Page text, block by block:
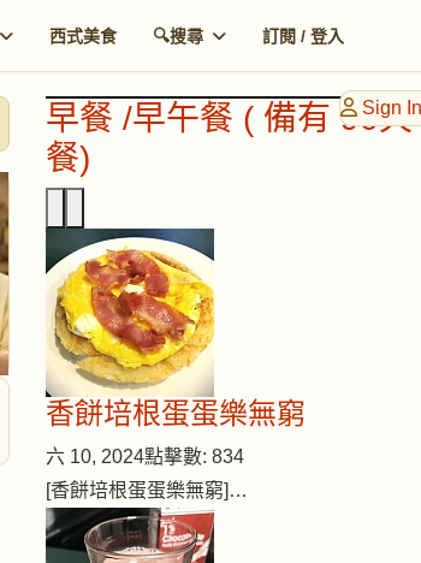
西式美食 🔍搜尋 訂閱 / 登入
Sign In
早餐 /早午餐 ( 備有 90天
餐)
香餅培根蛋蛋樂無窮
六 10, 2024點擊數: 834
[香餅培根蛋蛋樂無窮]…